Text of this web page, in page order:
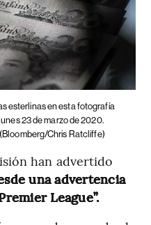
esterlinas en esta fotografía
23 de marzo de 2020.
(Bloomberg/Chris Ratcliffe)
han advertido
una advertencia
League”.